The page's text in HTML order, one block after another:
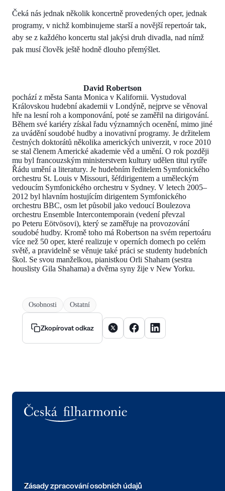
Čeká nás jednak několik koncertně provedených oper, jednak
programy, v nichž kombinujeme starší a novější repertoár tak,
aby se z každého koncertu stal jakýsi druh divadla, nad nímž
pak musí člověk ještě hodně dlouho přemýšlet.
David Robertson
pochází z města Santa Monica v Kalifornii. Vystudoval
Královskou hudební akademii v Londýně, nejprve se věnoval
hře na lesní roh a komponování, poté se zaměřil na dirigování.
Během své kariéry získal řadu významných ocenění, mimo jiné
za uvádění soudobé hudby a inovativní programy. Je držitelem
čestných doktorátů několika amerických univerzit, v roce 2010
se stal členem Americké akademie věd a umění. O rok později
mu byl francouzským ministerstvem kultury udělen titul rytíře
Řádu umění a literatury. Je hudebním ředitelem Symfonického
orchestru St. Louis v Missouri, šéfdirigentem a uměleckým
vedoucím Symfonického orchestru v Sydney. V letech 2005–
2012 byl hlavním hostujícím dirigentem Symfonického
orchestru BBC, osm let působil jako vedoucí Boulezova
orchestru Ensemble Intercontemporain (vedení převzal
po Peteru Eötvösovi), který se zaměřuje na provozování
soudobé hudby. Kromě toho má Robertson na svém repertoáru
více než 50 oper, které realizuje v operních domech po celém
světě, a pravidelně se věnuje také práci se studenty hudebních
škol. Se svou manželkou, pianistkou Orli Shaham (sestra
houslisty Gila Shahama) a dvěma syny žije v New Yorku.
Osobnosti Ostatní
Zkopírovat odkaz Sdílet článek na X
Sdílet článek na Facebooku
Sdílet článek na
Zásady zpracování osobních údajů